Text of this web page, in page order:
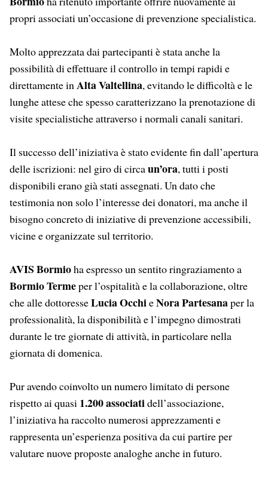
propri associati un’occasione di prevenzione specialistica.
Molto apprezzata dai partecipanti è stata anche la
possibilità di effettuare il controllo in tempi rapidi e
direttamente inAlta Valtellina, evitando le difficoltà e le
lunghe attese che spesso caratterizzano la prenotazione di
visite specialistiche attraverso i normali canali sanitari.
Il successo dell’iniziativa è stato evidente fin dall’apertura
delle iscrizioni: nel giro di circaun’ora, tutti i posti
disponibili erano già stati assegnati. Un dato che
testimonia non solo l’interesse dei donatori, ma anche il
bisogno concreto di iniziative di prevenzione accessibili,
vicine e organizzate sul territorio.
AVIS Bormioha espresso un sentito ringraziamento a
Bormio Termeper l’ospitalità e la collaborazione, oltre
che alle dottoresseLucia OcchieNora Partesanaper la
professionalità, la disponibilità e l’impegno dimostrati
durante le tre giornate di attività, in particolare nella
giornata di domenica.
Pur avendo coinvolto un numero limitato di persone
rispetto ai quasi 1.200 associatidell’associazione,
l’iniziativa ha raccolto numerosi apprezzamenti e
rappresenta un’esperienza positiva da cui partire per
valutare nuove proposte analoghe anche in futuro.